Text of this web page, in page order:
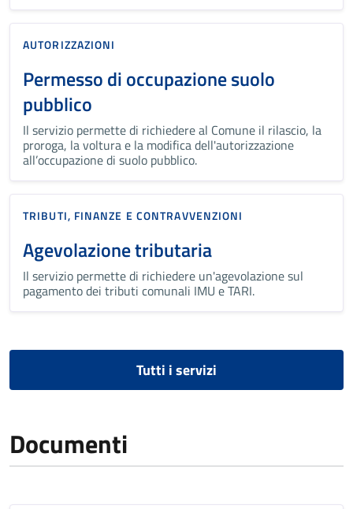
AUTORIZZAZIONI
Permesso di occupazione suolo
pubblico
Il servizio permette di richiedere al Comune il rilascio, la
proroga, la voltura e la modifica dell'autorizzazione
all’occupazione di suolo pubblico.
TRIBUTI, FINANZE E CONTRAVVENZIONI
Agevolazione tributaria
Il servizio permette di richiedere un'agevolazione sul
pagamento dei tributi comunali IMU e TARI.
Tutti i servizi
Documenti